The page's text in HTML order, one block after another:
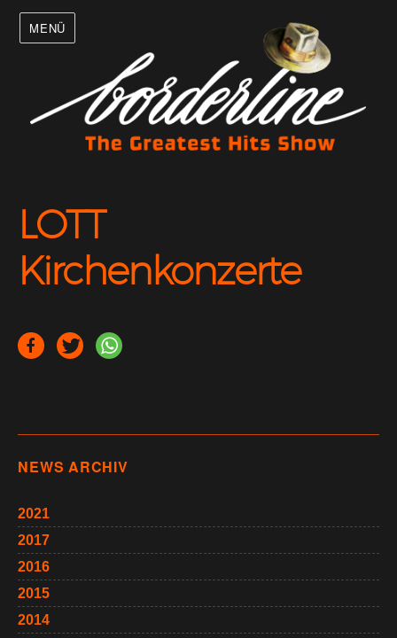
MENÜ
LOTT
Kirchenkonzerte
NEWS ARCHIV
2021
2017
2016
2015
2014